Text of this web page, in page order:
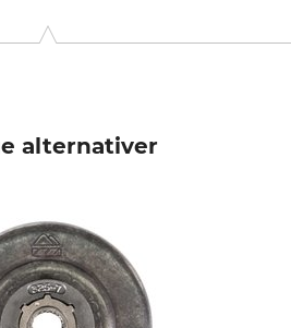
alternativer